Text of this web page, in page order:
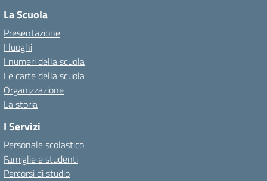
La Scuola
Presentazione
I luoghi
I numeri della scuola
Le carte della scuola
Organizzazione
La storia
I Servizi
Personale scolastico
Famiglie e studenti
Percorsi di studio